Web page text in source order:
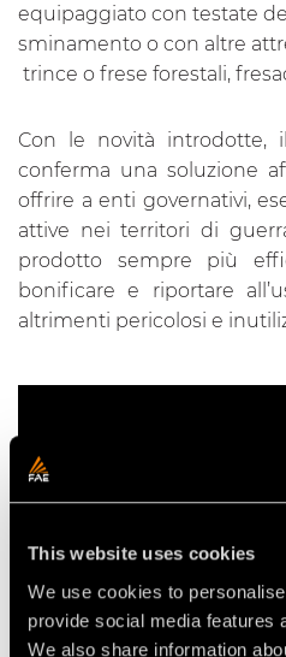
This website uses cookies
We use cookies to
provide social media features
We also share information
equipaggiato con
sminamento o con altre
trince o frese forestali,
Con le novità introdotte,
conferma una soluzione
offrire a enti governativi,
attive nei territori di
prodotto sempre più
bonificare e riportare
altrimenti pericolosi e